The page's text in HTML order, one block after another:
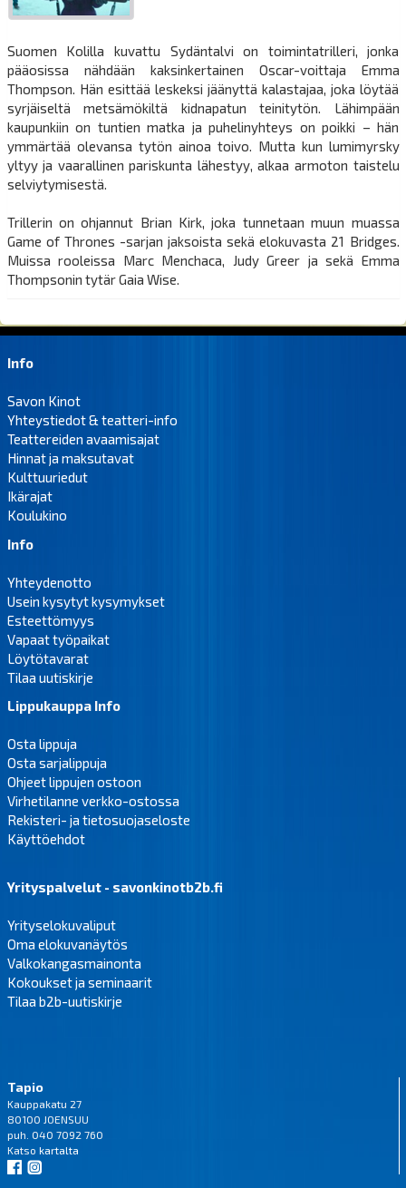
Suomen Kolilla kuvattu Sydäntalvi on toimintatrilleri, jonka
pääosissa nähdään kaksinkertainen Oscar-voittaja Emma
Thompson. Hän esittää leskeksi jäänyttä kalastajaa, joka löytää
syrjäiseltä metsämökiltä kidnapatun teinitytön. Lähimpään
kaupunkiin on tuntien matka ja puhelinyhteys on poikki – hän
ymmärtää olevansa tytön ainoa toivo. Mutta kun lumimyrsky
yltyy ja vaarallinen pariskunta lähestyy, alkaa armoton taistelu
selviytymisestä.
Trillerin on ohjannut Brian Kirk, joka tunnetaan muun muassa
Game of Thrones -sarjan jaksoista sekä elokuvasta 21 Bridges.
Muissa rooleissa Marc Menchaca, Judy Greer ja sekä Emma
Thompsonin tytär Gaia Wise.
Info
Savon Kinot
Yhteystiedot & teatteri-info
Teattereiden avaamisajat
Hinnat ja maksutavat
Kulttuuriedut
Ikärajat
Koulukino
Info
Yhteydenotto
Usein kysytyt kysymykset
Esteettömyys
Vapaat työpaikat
Löytötavarat
Tilaa uutiskirje
Lippukauppa Info
Osta lippuja
Osta sarjalippuja
Ohjeet lippujen ostoon
Virhetilanne verkko-ostossa
Rekisteri- ja tietosuojaseloste
Käyttöehdot
Yrityspalvelut - savonkinotb2b.fi
Yrityselokuvaliput
Oma elokuvanäytös
Valkokangasmainonta
Kokoukset ja seminaarit
Tilaa b2b-uutiskirje
Tapio
Kauppakatu 27
80100 JOENSUU
puh. 040 7092 760
Katso kartalta